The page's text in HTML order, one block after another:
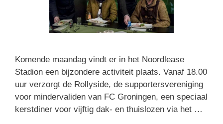
Komende maandag vindt er in het Noordlease
Stadion een bijzondere activiteit plaats. Vanaf 18.00
uur verzorgt de Rollyside, de supportersvereniging
voor mindervaliden van FC Groningen, een speciaal
kerstdiner voor vijftig dak- en thuislozen via het …